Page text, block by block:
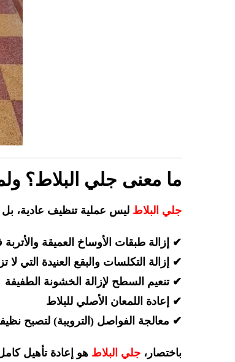
ما معنى جلي البلاط؟
جلي البلاط ليس عملية تنظيف عادية،
✔ إزالة طبقات الأوساخ العميقة
✔ إزالة التكلسات والبقع العنيدة التي لا
✔ تنعيم السطح لإزالة الخشونة الطفيفة
✔ إعادة اللمعان الأصلي للبلاط
✔ معالجة الفواصل (الترويبة) لتصبح
باختصار، جلي البلاط هو إعادة تأهيل